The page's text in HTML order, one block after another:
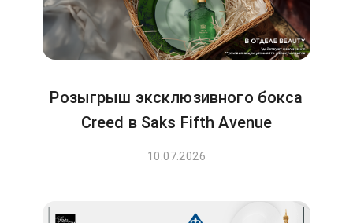
Розыгрыш эксклюзивного бокса
Creed в Saks Fifth Avenue
10.07.2026